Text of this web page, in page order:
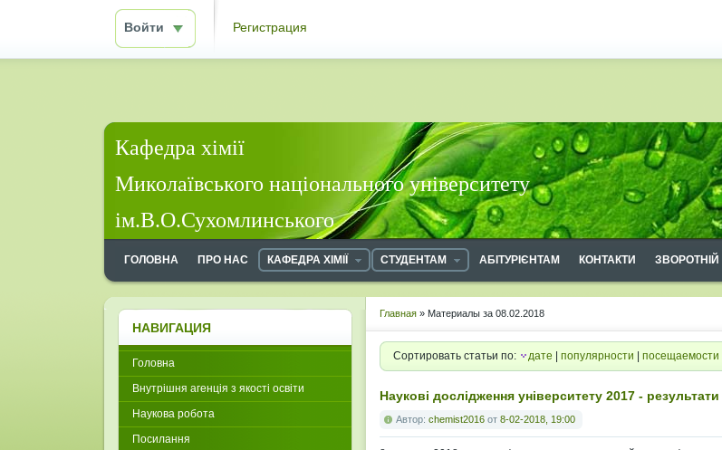
Войти Регистрация
Кафедра хімії
Миколаївського національного університету
ім.В.О.Сухомлинського
ГОЛОВНА ПРО НАС КАФЕДРА ХІМІЇ СТУДЕНТАМ АБІТУРІЄНТАМ КОНТАКТИ
Главная » Материалы за 08.02.2018
Сортировать статьи по: дате популярности посещаемости
Наукові дослідження університету 2017 -
Автор: chemist2016 от 8-02-2018, 19:00
НАВИГАЦИЯ
Головна
Внутрішня агенція з якості освіти
Наукова робота
Посилання